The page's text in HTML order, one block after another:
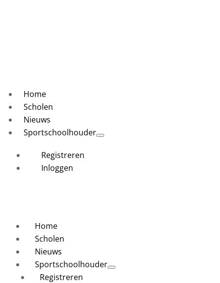
Home
Scholen
Nieuws
Sportschoolhouder
Registreren
Inloggen
Home
Scholen
Nieuws
Sportschoolhouder
Registreren